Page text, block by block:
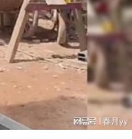
马克·艾伦退出斯诺克中国公开赛
1300元
新疆景区自驾服务费改为按车收费
炳生去世
20:37